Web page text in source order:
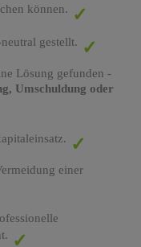
können.
gestellt.
Lösung gefunden -
Umschuldung oder
einer